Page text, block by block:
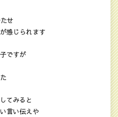
せ
感じられます
ですが
てみると
言い伝えや